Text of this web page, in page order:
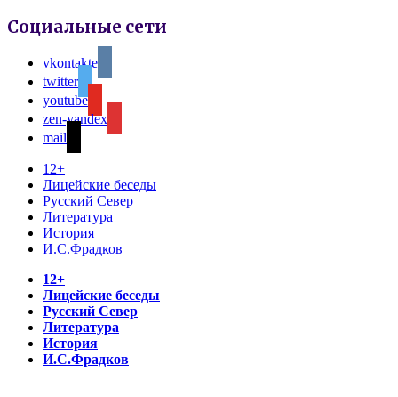
Социальные сети
vkontakte
twitter
youtube
zen-yandex
mail
12+
Лицейские беседы
Русский Север
Литература
История
И.С.Фрадков
12+
Лицейские беседы
Русский Север
Литература
История
И.С.Фрадков